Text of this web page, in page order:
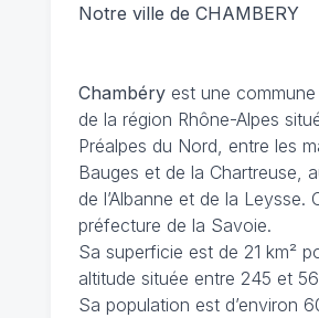
Notre ville de CHAMBERY
Chambéryest une commune
de la région Rhône-Alpes
Préalpes du Nord, entre les
Bauges et de la Chartreuse,
de l’Albanne et de la Leysse.
préfecture de la Savoie.
Sa superficie est de 21 km²
altitude située entre 245 et
Sa population est d’environ